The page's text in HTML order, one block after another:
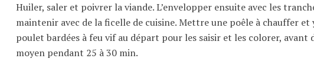
Huiler, saler et poivrer la viande. L’envelopper ensuite avec les
maintenir avec de la ficelle de cuisine. Mettre une poêle à chauffer et
poulet bardées à feu vif au départ pour les saisir et les colorer, avant
moyen pendant 25 à 30 min.